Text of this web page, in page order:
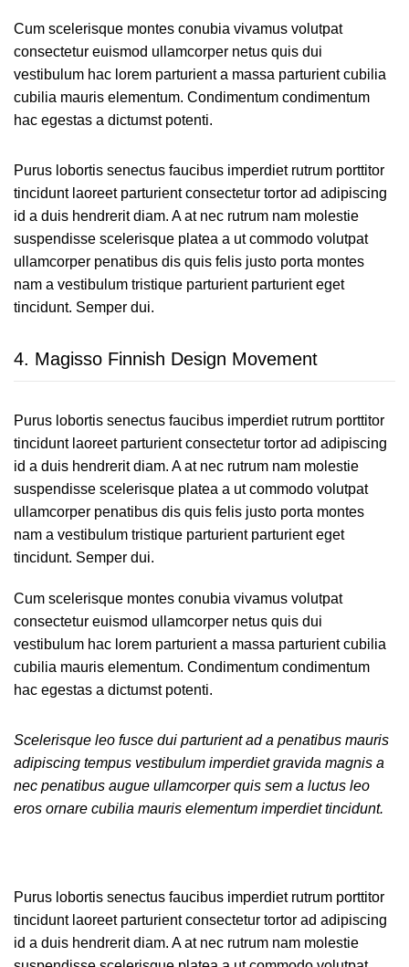
Cum scelerisque montes conubia vivamus volutpat
consectetur euismod ullamcorper netus quis dui
vestibulum hac lorem parturient a massa parturient cubilia
cubilia mauris elementum. Condimentum condimentum
hac egestas a dictumst potenti.
Purus lobortis senectus faucibus imperdiet rutrum porttitor
tincidunt laoreet parturient consectetur tortor ad adipiscing
id a duis hendrerit diam. A at nec rutrum nam molestie
suspendisse scelerisque platea a ut commodo volutpat
ullamcorper penatibus dis quis felis justo porta montes
nam a vestibulum tristique parturient parturient eget
tincidunt. Semper dui.
4. Magisso Finnish Design Movement
Purus lobortis senectus faucibus imperdiet rutrum porttitor
tincidunt laoreet parturient consectetur tortor ad adipiscing
id a duis hendrerit diam. A at nec rutrum nam molestie
suspendisse scelerisque platea a ut commodo volutpat
ullamcorper penatibus dis quis felis justo porta montes
nam a vestibulum tristique parturient parturient eget
tincidunt. Semper dui.
Cum scelerisque montes conubia vivamus volutpat
consectetur euismod ullamcorper netus quis dui
vestibulum hac lorem parturient a massa parturient cubilia
cubilia mauris elementum. Condimentum condimentum
hac egestas a dictumst potenti.
Scelerisque leo fusce dui parturient ad a penatibus mauris
adipiscing tempus vestibulum imperdiet gravida magnis a
nec penatibus augue ullamcorper quis sem a luctus leo
eros ornare cubilia mauris elementum imperdiet tincidunt.
Purus lobortis senectus faucibus imperdiet rutrum porttitor
tincidunt laoreet parturient consectetur tortor ad adipiscing
id a duis hendrerit diam. A at nec rutrum nam molestie